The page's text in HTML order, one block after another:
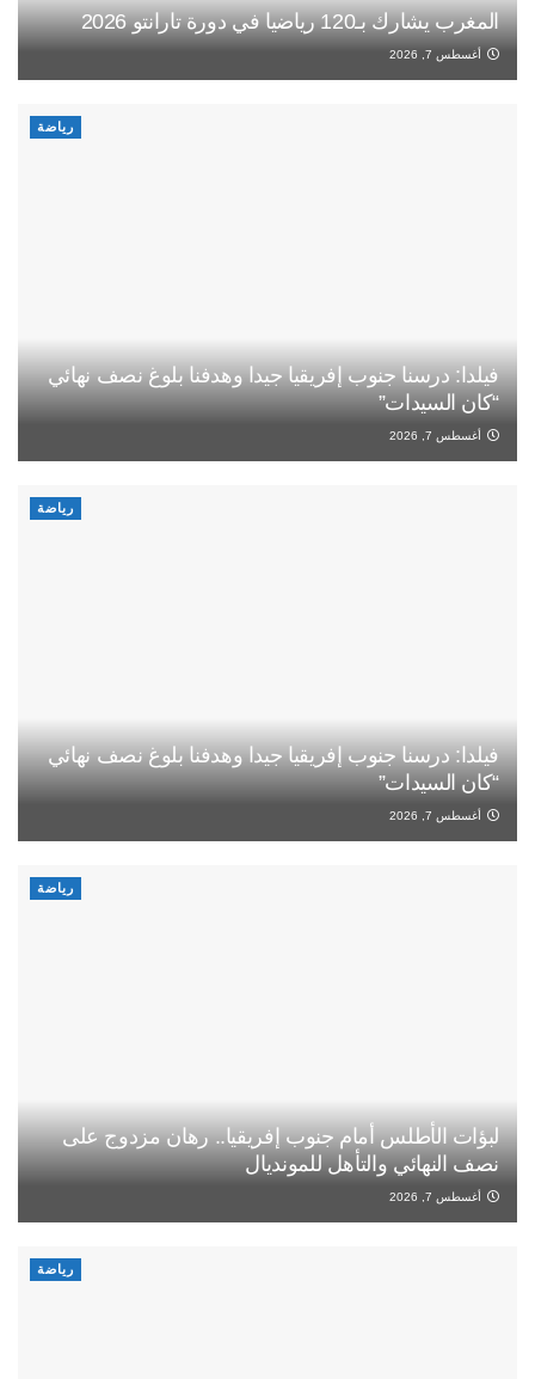
المغرب يشارك بـ120 رياضيا في دورة تارانتو 2026
أغسطس 7, 2026
رياضة
فيلدا: درسنا جنوب إفريقيا جيدا وهدفنا بلوغ نصف نهائي
“كان السيدات”
أغسطس 7, 2026
رياضة
فيلدا: درسنا جنوب إفريقيا جيدا وهدفنا بلوغ نصف نهائي
“كان السيدات”
أغسطس 7, 2026
رياضة
لبؤات الأطلس أمام جنوب إفريقيا.. رهان مزدوج على
نصف النهائي والتأهل للمونديال
أغسطس 7, 2026
رياضة